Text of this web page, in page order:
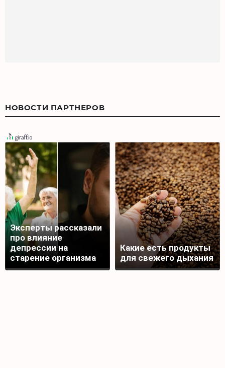
НОВОСТИ ПАРТНЕРОВ
Эксперты рассказали
про влияние
депрессии на
старение организма
Какие есть продукты
для свежего дыхания